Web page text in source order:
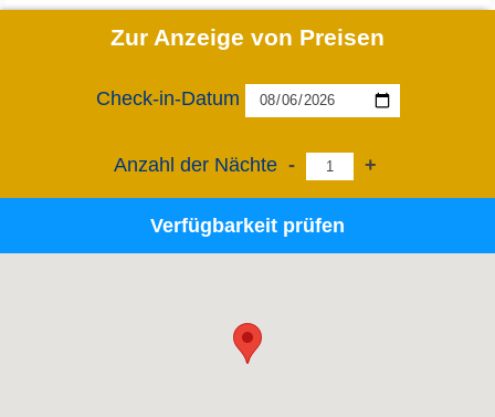
Zur Anzeige von Preisen
Check-in-Datum
Anzahl der Nächte - +
Verfügbarkeit prüfen